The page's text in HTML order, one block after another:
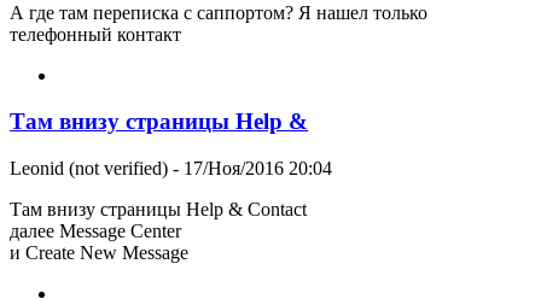
А где там переписка с саппортом? Я нашел только
телефонный контакт
Там внизу страницы Help &
Leonid (not verified) - 17/Ноя/2016 20:04
Там внизу страницы Help & Contact
далее Message Center
и Create New Message